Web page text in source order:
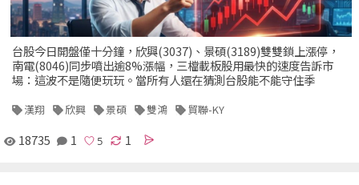
台股今日開盤僅十分鐘，欣興(3037)、景碩(3189)雙雙鎖上漲停，
南電(8046)同步噴出逾8%漲幅，三檔載板股用最快的速度告訴市
場：這波不是隨便玩玩。當所有人還在猜測台股能不能守住季
漢翔 欣興 景碩 雙鴻 貿聯-KY
18735 1 1